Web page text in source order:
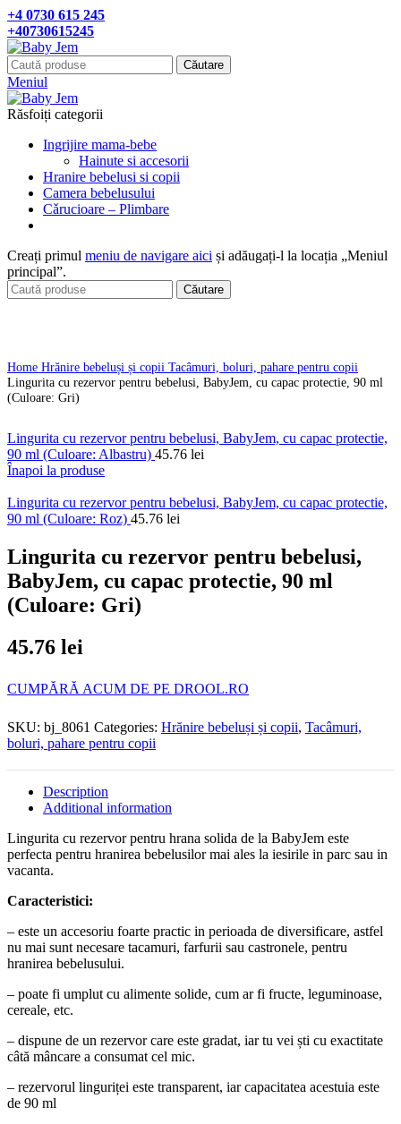
+4 0730 615 245
+40730615245
Căutare
Meniul
Răsfoiți categorii
Ingrijire mama-bebe
Hainute si accesorii
Hranire bebelusi si copii
Camera bebelusului
Cǎrucioare – Plimbare
Creați primul meniu de navigare aici și adăugați-l la locația „Meniul
principal”.
Căutare
Home Hrănire bebeluși și copii Tacâmuri, boluri, pahare pentru copii
Lingurita cu rezervor pentru bebelusi, BabyJem, cu capac protectie, 90 ml
(Culoare: Gri)
Lingurita cu rezervor pentru bebelusi, BabyJem, cu capac protectie,
90 ml (Culoare: Albastru) 45.76 lei
Înapoi la produse
Lingurita cu rezervor pentru bebelusi, BabyJem, cu capac protectie,
90 ml (Culoare: Roz) 45.76 lei
Lingurita cu rezervor pentru bebelusi,
BabyJem, cu capac protectie, 90 ml
(Culoare: Gri)
45.76 lei
CUMPĂRĂ ACUM DE PE DROOL.RO
SKU: bj_8061 Categories: Hrănire bebeluși și copii, Tacâmuri,
boluri, pahare pentru copii
Description
Additional information
Lingurita cu rezervor pentru hrana solida de la BabyJem este
perfecta pentru hranirea bebelusilor mai ales la iesirile in parc sau in
vacanta.
Caracteristici:
– este un accesoriu foarte practic in perioada de diversificare, astfel
nu mai sunt necesare tacamuri, farfurii sau castronele, pentru
hranirea bebelusului.
– poate fi umplut cu alimente solide, cum ar fi fructe, leguminoase,
cereale, etc.
– dispune de un rezervor care este gradat, iar tu vei ști cu exactitate
câtă mâncare a consumat cel mic.
– rezervorul linguriței este transparent, iar capacitatea acestuia este
de 90 ml